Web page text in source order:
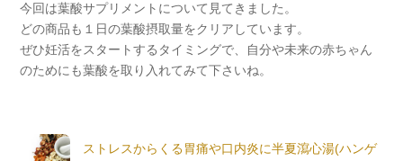
今回は葉酸サプリメントについて見てきました。
どの商品も１日の葉酸摂取量をクリアしています。
ぜひ妊活をスタートするタイミングで、自分や未来の赤ちゃん
のためにも葉酸を取り入れてみて下さいね。
ストレスからくる胃痛や口内炎に半夏瀉心湯(ハンゲ